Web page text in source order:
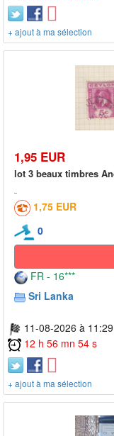
+ ajout à ma sélection
1,95 EUR
lot 3 beaux timbres
1,75 EUR
0
FR - 16***
Sri Lanka
11-08-2026 à
12 h 56 mn 54 s
+ ajout à ma sélection